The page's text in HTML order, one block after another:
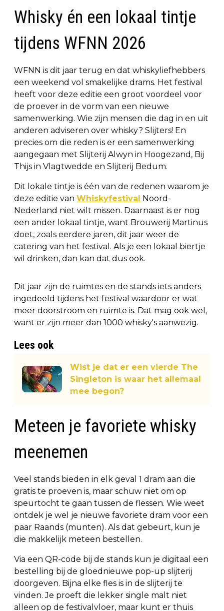
Whisky én een lokaal tintje
tijdens WFNN 2026
WFNN is dit jaar terug en dat whiskyliefhebbers
een weekend vol smakelijke drams. Het festival
heeft voor deze editie een groot voordeel voor
de proever in de vorm van een nieuwe
samenwerking. Wie zijn mensen die dag in en uit
anderen adviseren over whisky? Slijters! En
precies om die reden is er een samenwerking
aangegaan met Slijterij Alwyn in Hoogezand, Bij
Thijs in Vlagtwedde en Slijterij Bedum.
Dit lokale tintje is één van de redenen waarom je
deze editie van Whiskyfestival Noord-
Nederland niet wilt missen. Daarnaast is er nog
een ander lokaal tintje, want Brouwerij Martinus
doet, zoals eerdere jaren, dit jaar weer de
catering van het festival. Als je een lokaal biertje
wil drinken, dan kan dat dus ook.
Dit jaar zijn de ruimtes en de stands iets anders
ingedeeld tijdens het festival waardoor er wat
meer doorstroom en ruimte is. Dat mag ook wel,
want er zijn meer dan 1000 whisky's aanwezig.
Lees ook
Wist je dat er een vierde The
Singleton is waar het allemaal
mee begon?
Meteen je favoriete whisky
meenemen
Veel stands bieden in elk geval 1 dram aan die
gratis te proeven is, maar schuw niet om op
speurtocht te gaan tussen de flessen. Wie weet
ontdek je wel je nieuwe favoriete dram voor een
paar Raands (munten). Als dat gebeurt, kun je
die makkelijk meteen bestellen.
Via een QR-code bij de stands kun je digitaal een
bestelling bij de gloednieuwe pop-up slijterij
doorgeven. Bijna elke fles is in de slijterij te
vinden. Je proeft die lekker single malt niet
alleen op de festivalvloer, maar kunt er thuis